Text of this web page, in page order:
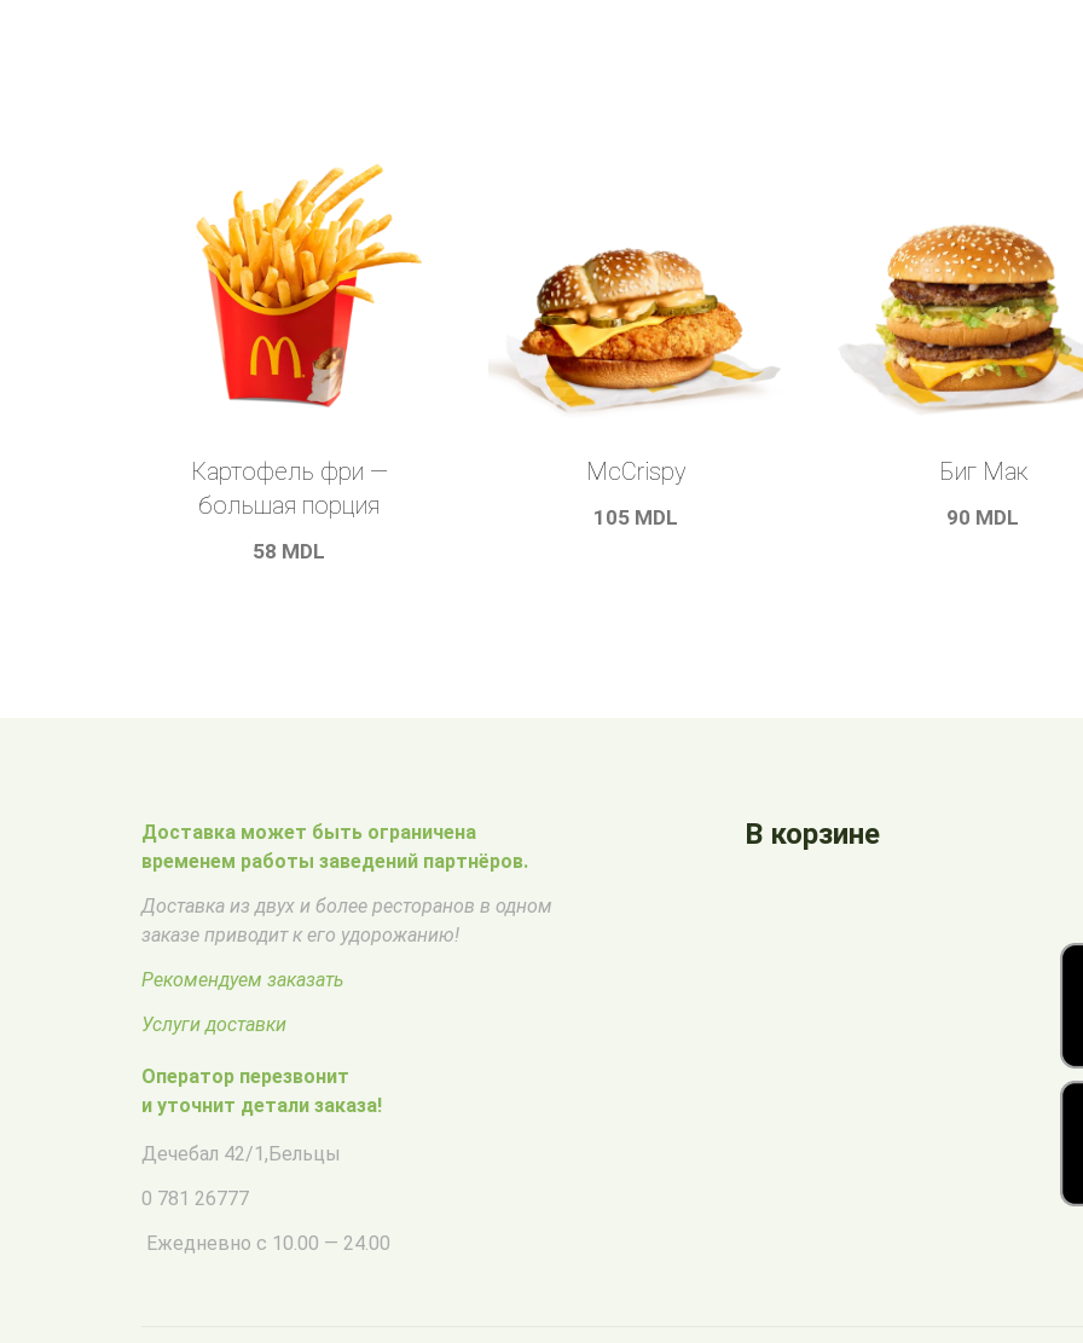
Картофель фри —
большая порция
58 MDL
McCrispy
105 MDL
Биг Мак
90 MDL
Доставка может быть ограничена
временем работы заведений партнёров.
Доставка из двух и более ресторанов в одном
заказе приводит к его удорожанию!
Рекомендуем заказать
Услуги доставки
Оператор перезвонит
и уточнит детали заказа!
Дечебал 42/1,Бельцы
0 781 26777
Ежедневно с 10.00 — 24.00
В корзине